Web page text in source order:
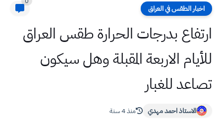
اخبار الطقس في العراق
ارتفاع بدرجات الحرارة طقس العراق
للأيام الاربعة المقبلة وهل سيكون
تصاعد للغبار
الاستاذ احمد مهدي منذ 4 سنة